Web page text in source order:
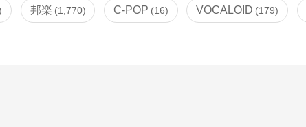
邦楽 1,770 C-POP 16 VOCALOID 179